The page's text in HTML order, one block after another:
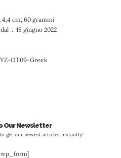
14,4 x 13,9 x 4,4 cm; 60 grammi
Disponibile su Amazon.it a partire dal ‏ : ‎ 18 giugno 2022
: ‎ JWBE-YZ-OT09-Greek
Our Newsletter
get our newest articles instantly!